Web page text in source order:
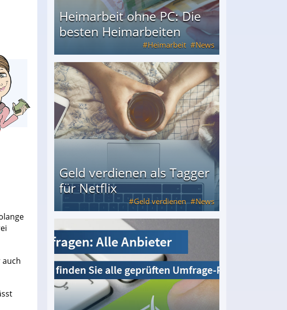
Heimarbeit ohne PC: Die
besten Heimarbeiten
Heimarbeit News
Heimarbeiten
Geld verdienen als Tagger
für Netflix
Geld verdienen News